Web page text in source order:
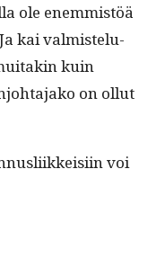
ole enem­mistöä
kai valmis­telu­
kuin
on ollut
voi